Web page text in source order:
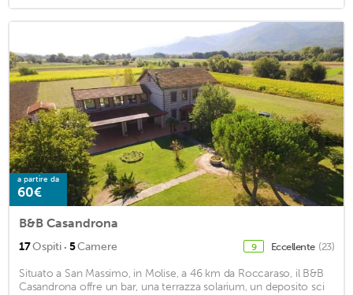
a partire da
60€
B&B Casandrona
17Ospiti · 5Camere 9 Eccellente (23)
Situato a San Massimo, in Molise, a 46 km da Roccaraso, il B&B
Casandrona offre un bar, una terrazza solarium, un deposito sci